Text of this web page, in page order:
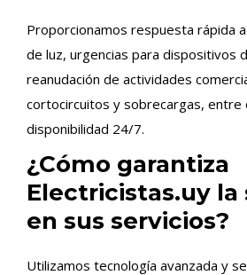
Proporcionamos respuesta rápida
de luz, urgencias para dispositivos
reanudación de actividades
cortocircuitos y sobrecargas, entre
disponibilidad 24/7.
¿Cómo garantiza
Electricistas.uy la
en sus servicios?
Utilizamos tecnología avanzada y